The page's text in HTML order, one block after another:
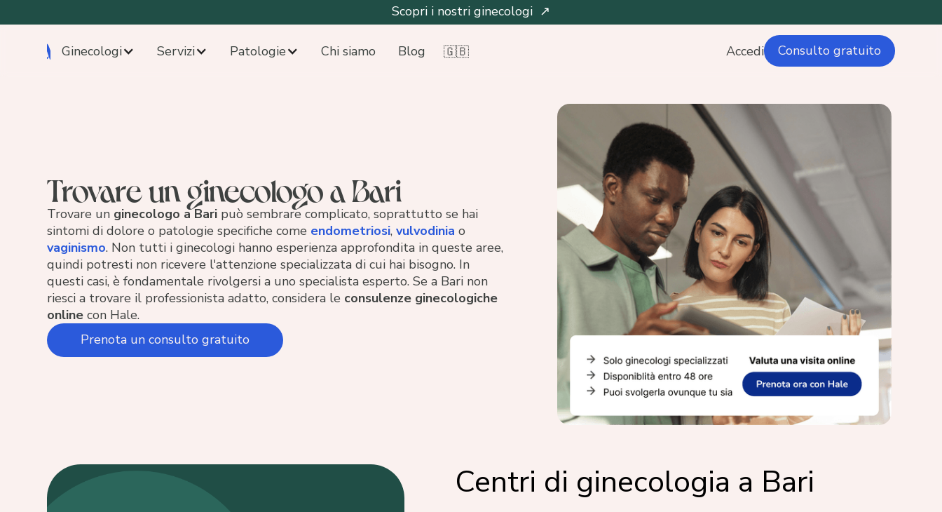
Scopri i nostri ginecologi ↗
Ginecologi Servizi Patologie Chi siamo Blog 🇬🇧 Accedi Consulto gratuito
Trovare un ginecologo a Bari
Trovare un ginecologo a Bari può sembrare complicato, soprattutto se hai
sintomi di dolore o patologie specifiche come endometriosi,vulvodinia o
vaginismo. Non tutti i ginecologi hanno esperienza approfondita in queste aree,
quindi potresti non ricevere l'attenzione specializzata di cui hai bisogno. In
questi casi, è fondamentale rivolgersi a uno specialista esperto. Se a Bari non
riesci a trovare il professionista adatto, considera le consulenze ginecologiche
online con Hale.
Prenota un consulto gratuito
Centri di ginecologia a Bari